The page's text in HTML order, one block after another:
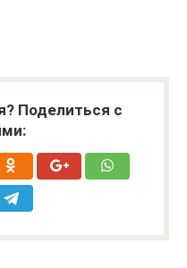
Поделиться с